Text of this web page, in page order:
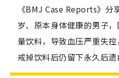
《BMJ Case Reports》分
岁、原本身体健康的男子
量饮料，导致血压严重失
戒掉饮料后仍留下永久后遗